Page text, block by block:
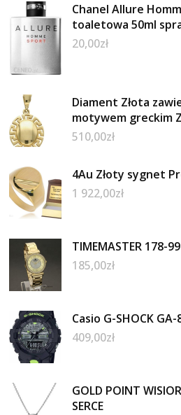
Chanel Allure
toaletowa 50ml
20,00zł
Diament Złota
motywem greckim
510,00zł
4Au Złoty sygnet
1 922,00zł
TIMEMASTER 178-99
185,00zł
Casio G-SHOCK
409,00zł
GOLD POINT
SERCE